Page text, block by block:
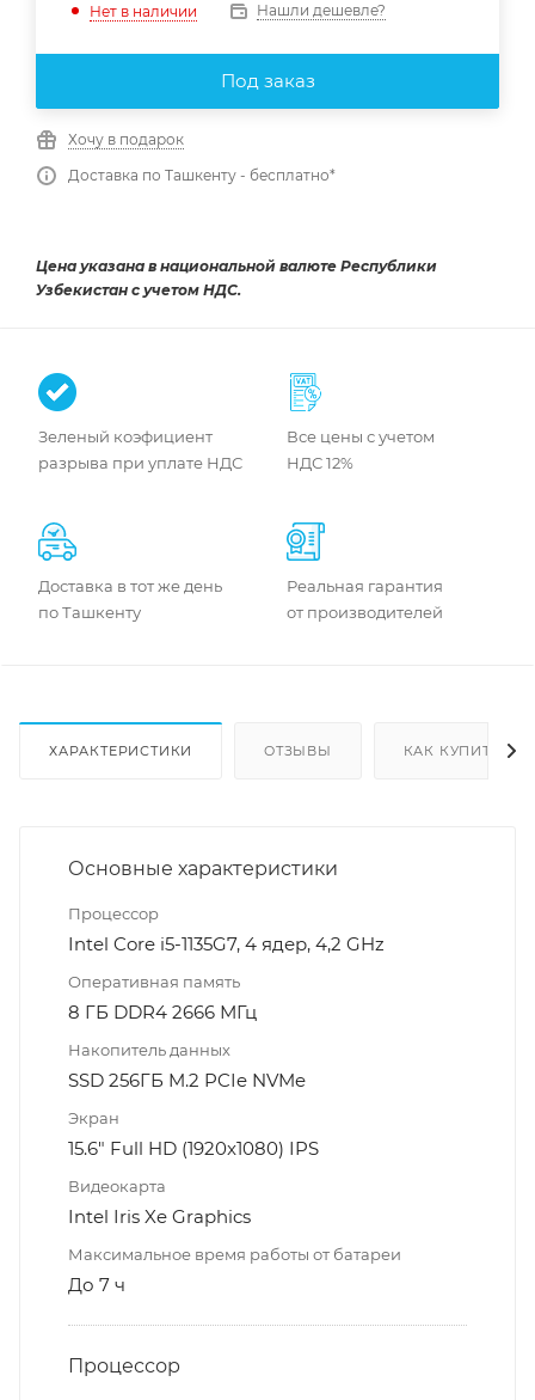
Нет в наличии Нашли дешевле?
Под заказ
Хочу в подарок
Доставка по Ташкенту - бесплатно*
Цена указана в национальной валюте Республики
Узбекистан с учетом НДС.
Зеленый коэфициент
разрыва при уплате НДС
Все цены с учетом
НДС 12%
Доставка в тот же день
по Ташкенту
Реальная гарантия
от производителей
ХАРАКТЕРИСТИКИ ОТЗЫВЫ КАК КУПИТЬ
Основные характеристики
Процессор
Intel Core i5-1135G7, 4 ядер, 4,2 GHz
Оперативная память
8 ГБ DDR4 2666 МГц
Накопитель данных
SSD 256ГБ M.2 PCIe NVMe
Экран
15.6" Full HD (1920x1080) IPS
Видеокарта
Intel Iris Xe Graphics
Максимальное время работы от батареи
До 7 ч
Процессор